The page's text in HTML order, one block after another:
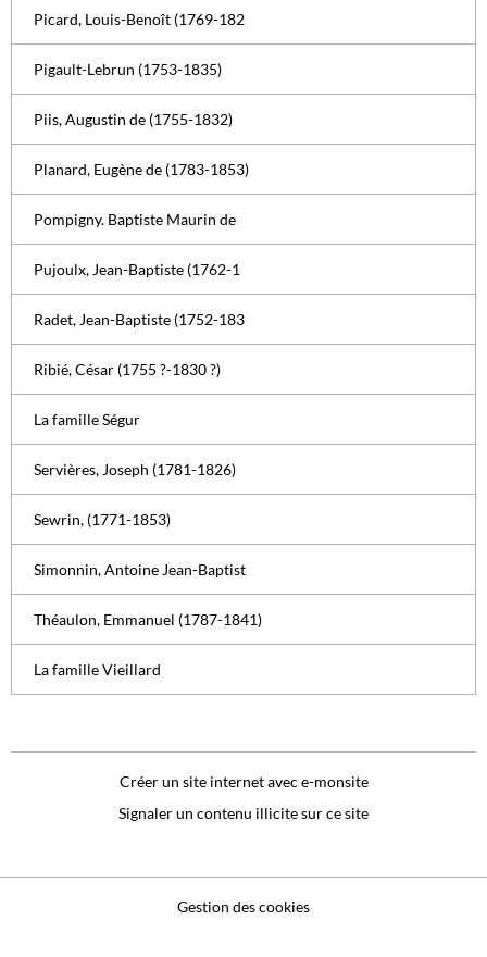
Picard, Louis-Benoît (1769-182
Pigault-Lebrun (1753-1835)
Piis, Augustin de (1755-1832)
Planard, Eugène de (1783-1853)
Pompigny. Baptiste Maurin de
Pujoulx, Jean-Baptiste (1762-1
Radet, Jean-Baptiste (1752-183
Ribié, César (1755 ?-1830 ?)
La famille Ségur
Servières, Joseph (1781-1826)
Sewrin, (1771-1853)
Simonnin, Antoine Jean-Baptist
Théaulon, Emmanuel (1787-1841)
La famille Vieillard
Créer un site internet avec e-monsite
Signaler un contenu illicite sur ce site
Gestion des cookies